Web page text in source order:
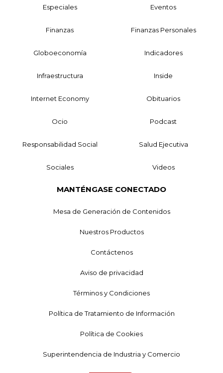
Especiales Eventos
Finanzas Finanzas Personales
Globoeconomía Indicadores
Infraestructura Inside
Internet Economy Obituarios
Ocio Podcast
Responsabilidad Social Salud Ejecutiva
Sociales Videos
MANTÉNGASE CONECTADO
Mesa de Generación de Contenidos
Nuestros Productos
Contáctenos
Aviso de privacidad
Términos y Condiciones
Política de Tratamiento de Información
Política de Cookies
Superintendencia de Industria y Comercio